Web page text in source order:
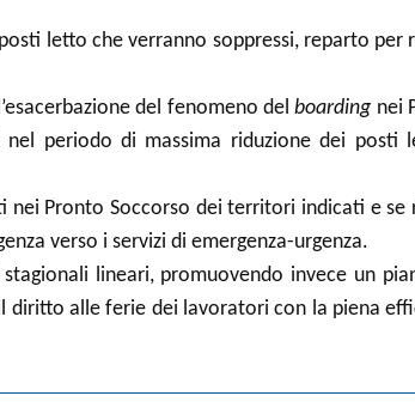
letto che verranno soppressi, reparto per
del fenomeno delboarding nei
nel periodo di massima riduzione dei
Pronto Soccorso dei territori indicati e se
verso i servizi di emergenza-urgenza.
lineari, promuovendo invece un
alle ferie dei lavoratori con la piena